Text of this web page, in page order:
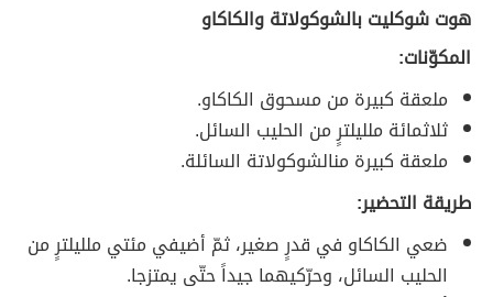
هوت شوكليت بالشوكولاتة والكاكاو
المكوّنات:
ملعقة كبيرة من مسحوق الكاكاو.
ثلاثمائة ملليلترٍ من الحليب السائل.
ملعقة كبيرة منالشوكولاتة السائلة.
طريقة التحضير:
ضعي الكاكاو في قدرٍ صغير، ثمّ أضيفي مئتي ملليلترٍ من
الحليب السائل، وحرّكيهما جيداً حتّى يمتزجا.